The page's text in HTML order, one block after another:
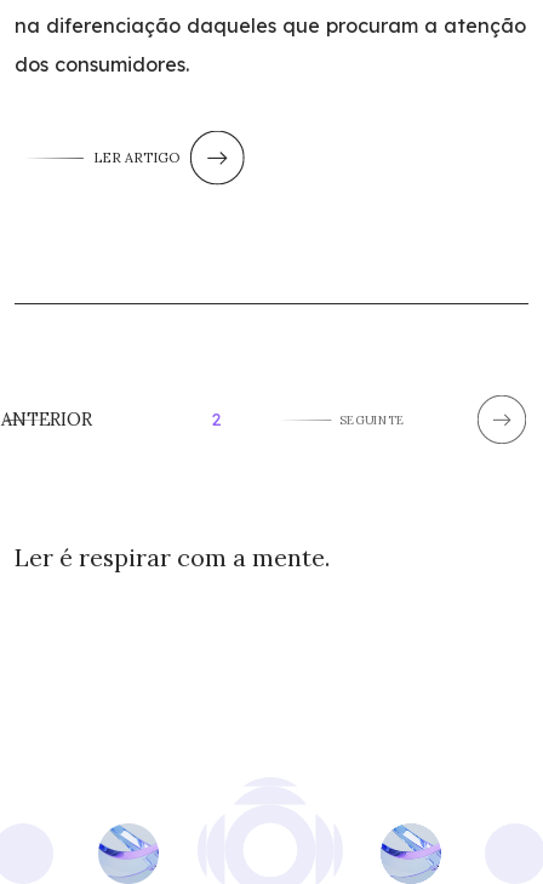
na diferenciação daqueles que procuram a atenção
dos consumidores.
LER ARTIGO
ANTERIOR 2 SEGUINTE
Ler é respirar com a mente.